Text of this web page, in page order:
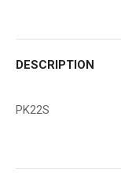
DESCRIPTION
PK22S